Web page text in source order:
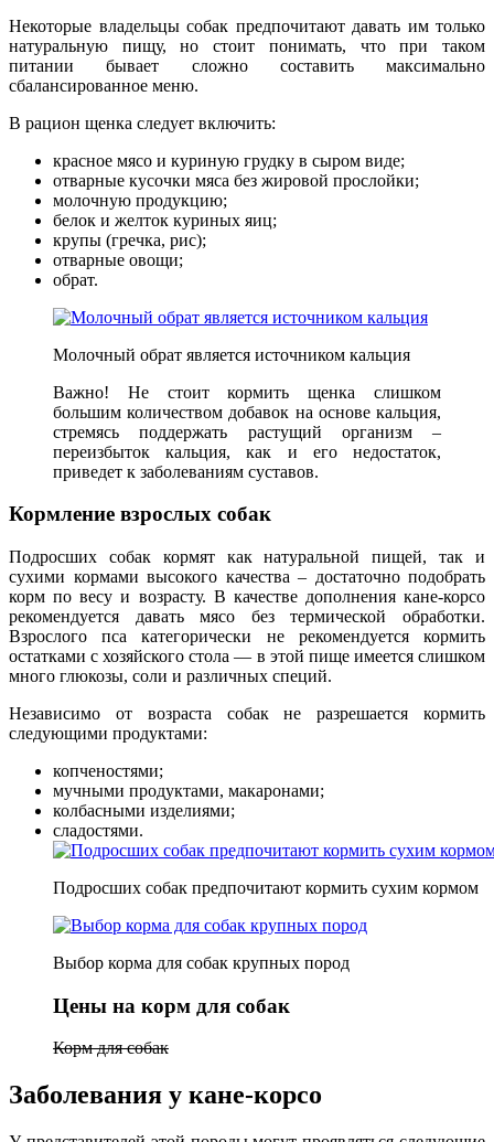
Некоторые владельцы собак предпочитают давать им только
натуральную пищу, но стоит понимать, что при таком
питании бывает сложно составить максимально
сбалансированное меню.
В рацион щенка следует включить:
красное мясо и куриную грудку в сыром виде;
отварные кусочки мяса без жировой прослойки;
молочную продукцию;
белок и желток куриных яиц;
крупы (гречка, рис);
отварные овощи;
обрат.
Молочный обрат является источником кальция
Важно! Не стоит кормить щенка слишком
большим количеством добавок на основе кальция,
стремясь поддержать растущий организм –
переизбыток кальция, как и его недостаток,
приведет к заболеваниям суставов.
Кормление взрослых собак
Подросших собак кормят как натуральной пищей, так и
сухими кормами высокого качества – достаточно подобрать
корм по весу и возрасту. В качестве дополнения кане-корсо
рекомендуется давать мясо без термической обработки.
Взрослого пса категорически не рекомендуется кормить
остатками с хозяйского стола — в этой пище имеется слишком
много глюкозы, соли и различных специй.
Независимо от возраста собак не разрешается кормить
следующими продуктами:
копченостями;
мучными продуктами, макаронами;
колбасными изделиями;
сладостями.
Подросших собак предпочитают кормить сухим кормом
Выбор корма для собак крупных пород
Цены на корм для собак
Корм для собак
Заболевания у кане-корсо